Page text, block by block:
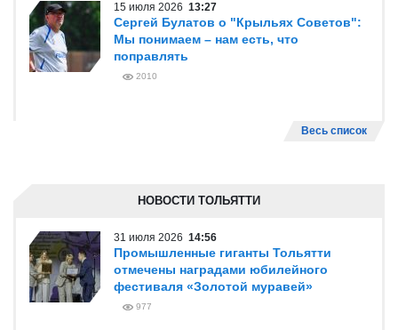
15 июля 2026 13:27
Сергей Булатов о "Крыльях Советов":
Мы понимаем – нам есть, что
поправлять
2010
Весь список
НОВОСТИ ТОЛЬЯТТИ
31 июля 2026 14:56
Промышленные гиганты Тольятти
отмечены наградами юбилейного
фестиваля «Золотой муравей»
977